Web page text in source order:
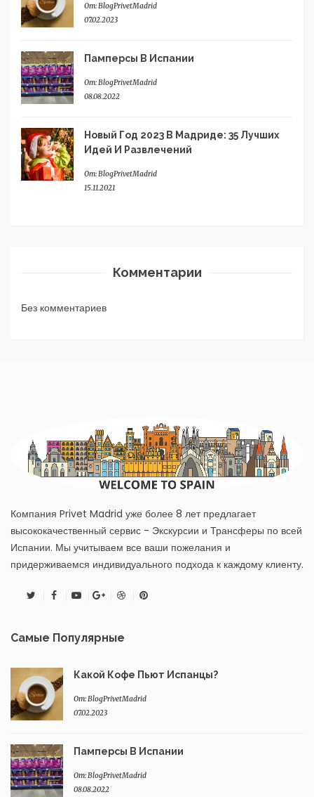
От:BlogPrivetMadrid
07.02.2023
Памперсы В Испании
От:BlogPrivetMadrid
08.08.2022
Новый Год 2023 В Мадриде: 35 Лучших
Идей И Развлечений
От:BlogPrivetMadrid
15.11.2021
Комментарии
Без комментариев
Компания Privet Madrid уже более 8 лет предлагает
высококачественный сервис - Экскурсии и Трансферы по всей
Испании. Мы учитываем все ваши пожелания и
придерживаемся индивидуального подхода к каждому клиенту.
Самые Популярные
Какой Кофе Пьют Испанцы?
От:BlogPrivetMadrid
07.02.2023
Памперсы В Испании
От:BlogPrivetMadrid
08.08.2022